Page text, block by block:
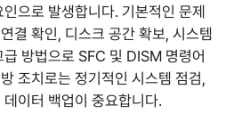
으로 발생합니다. 기본적인 문제
결 확인, 디스크 공간 확보, 시스템
방법으로 SFC 및 DISM 명령어
조치로는 정기적인 시스템 점검,
이터 백업이 중요합니다.